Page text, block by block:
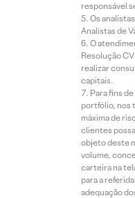
responsável
Os
Analistas de
O
Resolução
realizar
capitais.
Para fins
portfólio, nos
máxima de
clientes
objeto deste
volume,
carteira na
para a
adequação